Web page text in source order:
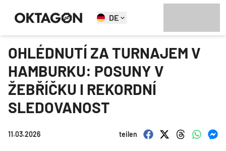
DE
OHLÉDNUTÍ ZA TURNAJEM V
HAMBURKU: POSUNY V
ŽEBŘÍČKU I REKORDNÍ
SLEDOVANOST
11.03.2026 teilen